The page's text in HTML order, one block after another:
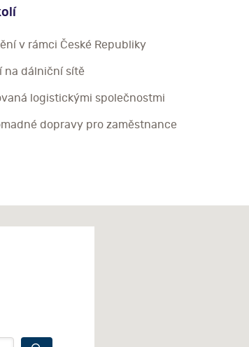
v rámci České Republiky
na dálniční sítě
logistickými společnostmi
dopravy pro zaměstnance